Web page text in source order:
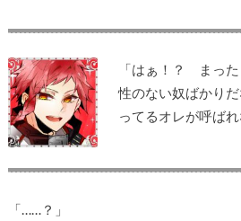
「はぁ！？ まっ
性のない奴ばかり
ってるオレが呼ばれ
「……？」